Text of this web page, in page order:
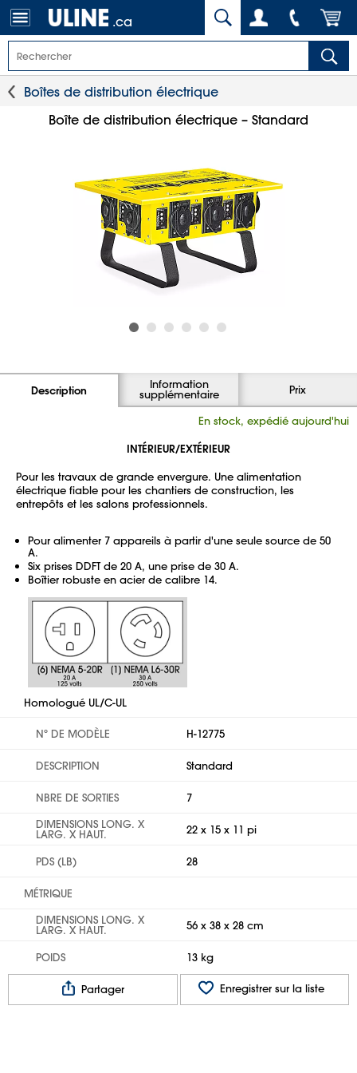
.ca
Boîtes de distribution électrique
Boîte de distribution électrique – Standard
Description Information
supplémentaire Prix
En stock, expédié aujourd'hui
INTÉRIEUR/EXTÉRIEUR
Pour les travaux de grande envergure. Une alimentation
électrique fiable pour les chantiers de construction, les
entrepôts et les salons professionnels.
Pour alimenter 7 appareils à partir d'une seule source de 50
A.
Six prises DDFT de 20 A, une prise de 30 A.
Boîtier robuste en acier de calibre 14.
Homologué UL/C-UL
Nº DE MODÈLE H-12775
DESCRIPTION Standard
NBRE DE SORTIES
7
DIMENSIONS LONG. X
LARG. X HAUT. 22 x 15 x 11 pi
PDS (LB) 28
MÉTRIQUE
DIMENSIONS LONG. X
LARG. X HAUT. 56 x 38 x 28 cm
POIDS 13 kg
Partager Enregistrer sur la liste